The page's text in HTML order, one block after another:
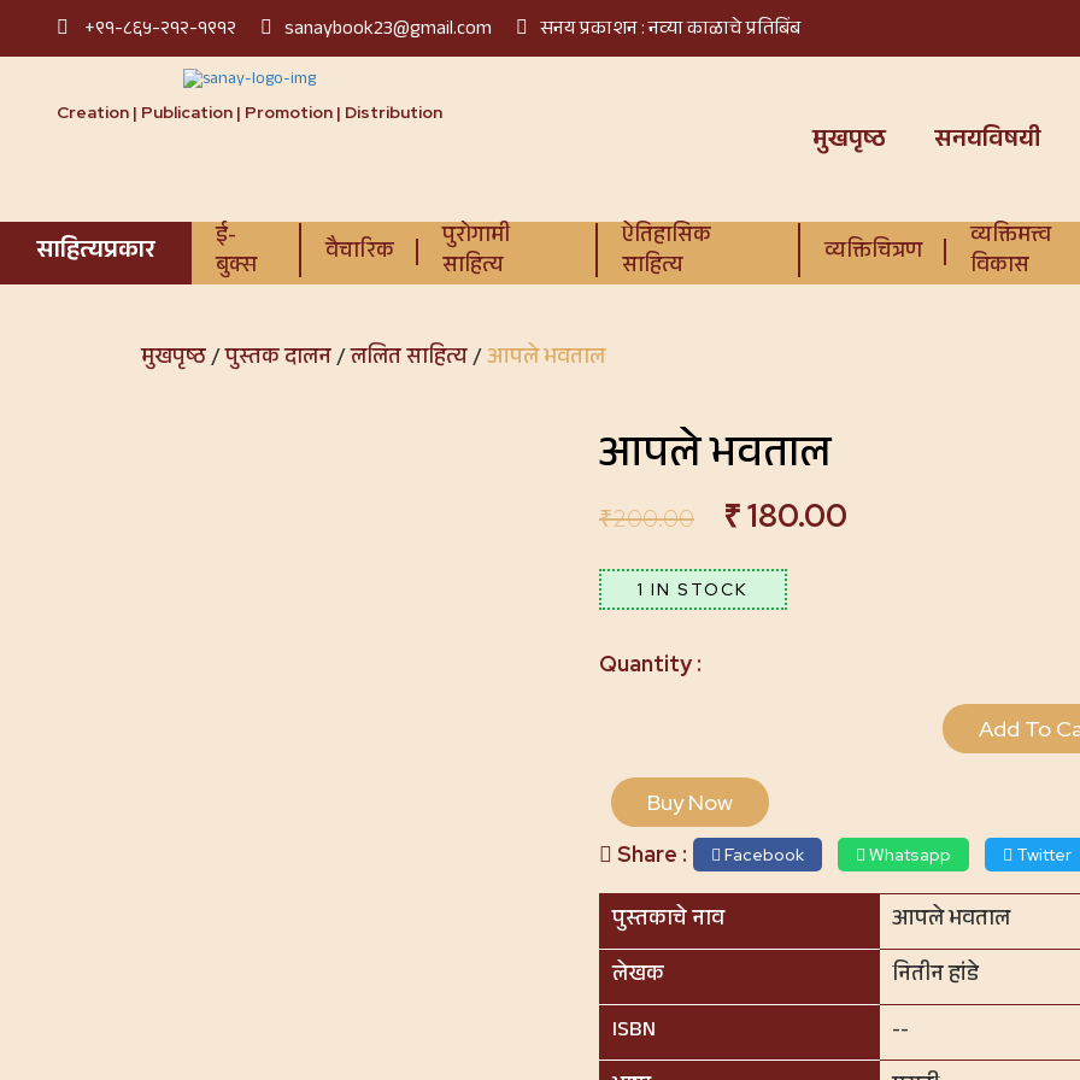
+९१-८६५-२१२-१९१२ sanaybook23@gmail.com सनय प्रकाशन : नव्या काळाचे प्रतिबिंब
Creation | Publication | Promotion | Distribution
मुखपृष्ठ सनयविषयी
साहित्यप्रकार
ई-
बुक्स
वैचारिक
पुरोगामी
साहित्य
ऐतिहासिक
साहित्य
व्यक्तिचित्रण
व्यक्तिमत्त्व
विकास
मुखपृष्ठ/पुस्तक दालन/ललित साहित्य/आपले भवताल
आपले भवताल
₹200.00 ₹180.00
1 IN STOCK
Add To
Buy Now
Share :
Facebook Whatsapp Twitter
पुस्तकाचे नाव
आपले भवताल
लेखक
नितीन हांडे
ISBN
--